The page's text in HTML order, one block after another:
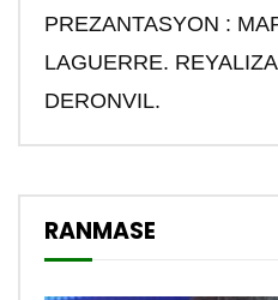
PREZANTASYON :
LAGUERRE.
DERONVIL.
RANMASE